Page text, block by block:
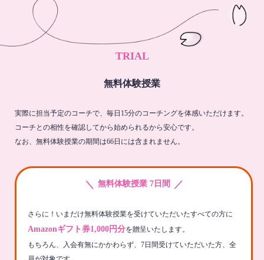
TRIAL
無料体験授業
実際に担当予定のコーチで、毎日15分のコーチングを体感いただけます。
コーチとの相性を確認してから始められるから安心です。
なお、無料体験授業の期間は66日には含まれません。
＼ 無料体験授業 7日間 ／
さらに！いまだけ無料体験授業を受けていただいたすべての方に
Amazonギフト券1,000円分を贈呈いたします。
もちろん、入会有無にかかわらず、7日間受けていただいた方、全